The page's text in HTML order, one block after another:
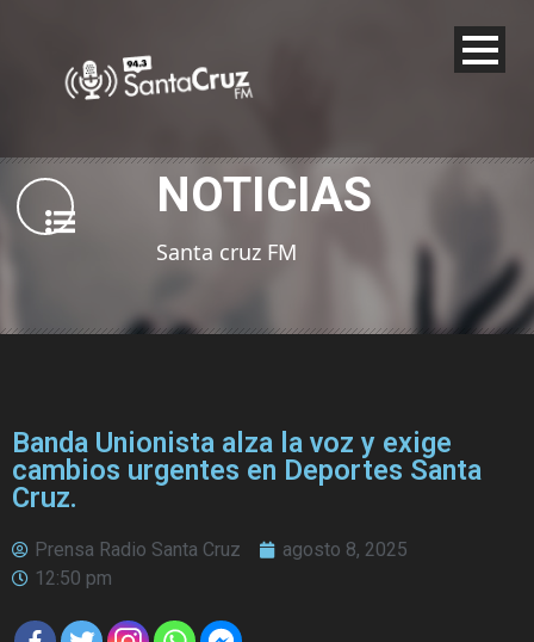
NOTICIAS
Santa cruz FM
Banda Unionista alza la voz y exige
cambios urgentes en Deportes Santa
Cruz.
Prensa Radio Santa Cruz
agosto 8, 2025
12:50 pm